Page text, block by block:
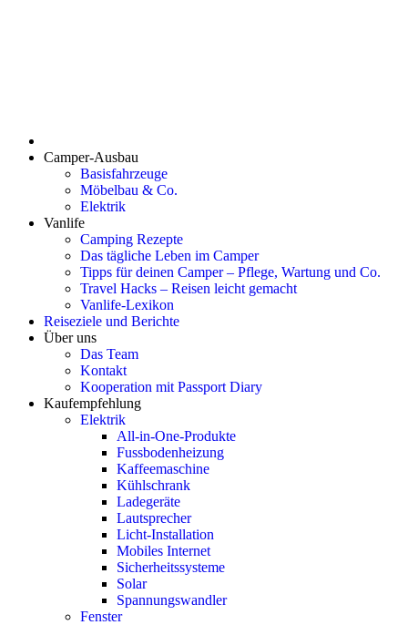
Camper-Ausbau
Basisfahrzeuge
Möbelbau & Co.
Elektrik
Vanlife
Camping Rezepte
Das tägliche Leben im Camper
Tipps für deinen Camper – Pflege, Wartung und Co.
Travel Hacks – Reisen leicht gemacht
Vanlife-Lexikon
Reiseziele und Berichte
Über uns
Das Team
Kontakt
Kooperation mit Passport Diary
Kaufempfehlung
Elektrik
All-in-One-Produkte
Fussbodenheizung
Kaffeemaschine
Kühlschrank
Ladegeräte
Lautsprecher
Licht-Installation
Mobiles Internet
Sicherheitssysteme
Solar
Spannungswandler
Fenster